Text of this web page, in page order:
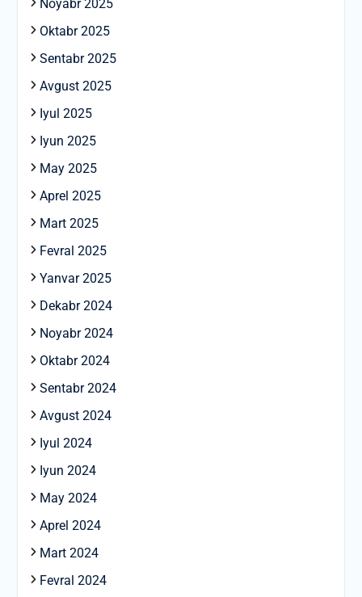
Noyabr 2025
Oktabr 2025
Sentabr 2025
Avgust 2025
Iyul 2025
Iyun 2025
May 2025
Aprel 2025
Mart 2025
Fevral 2025
Yanvar 2025
Dekabr 2024
Noyabr 2024
Oktabr 2024
Sentabr 2024
Avgust 2024
Iyul 2024
Iyun 2024
May 2024
Aprel 2024
Mart 2024
Fevral 2024